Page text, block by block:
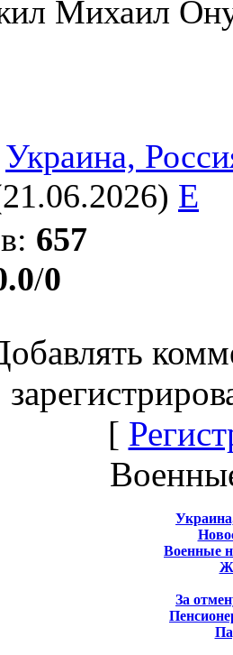
Михаил
Украина,
E
: 657
/0
[
Военные
За